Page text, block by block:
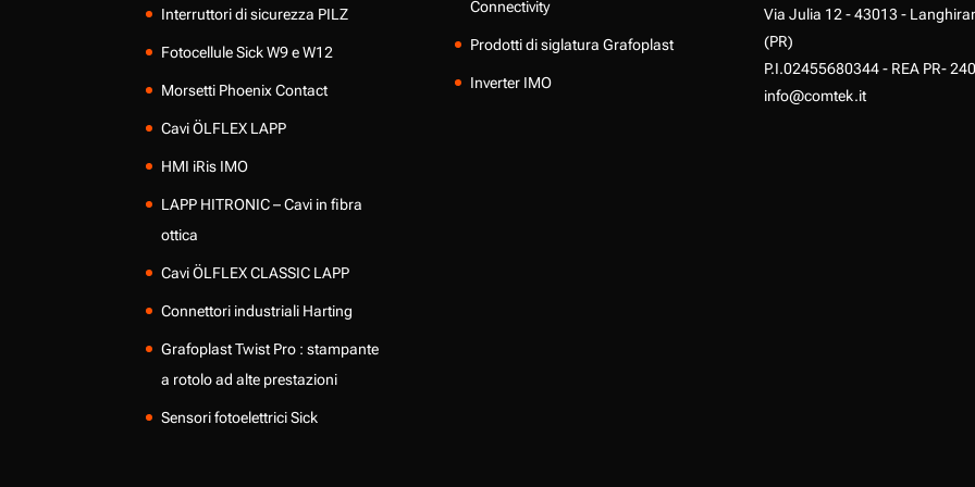
Interruttori di sicurezza PILZ
Fotocellule Sick W9 e W12
Morsetti Phoenix Contact
Cavi ÖLFLEX LAPP
HMI iRis IMO
LAPP HITRONIC – Cavi in fibra
ottica
Cavi ÖLFLEX CLASSIC LAPP
Connettori industriali Harting
Grafoplast Twist Pro : stampante
a rotolo ad alte prestazioni
Sensori fotoelettrici Sick
Connectivity
Prodotti di siglatura Grafoplast
Inverter IMO
Via Julia 12 - 43013 -
(PR)
P.I.02455680344 - REA PR-
info@comtek.it